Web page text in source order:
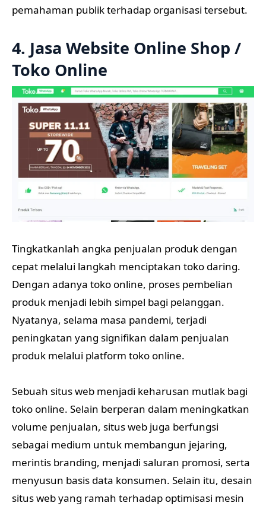
pemahaman publik terhadap organisasi tersebut.
4. Jasa Website Online Shop /
Toko Online
Tingkatkanlah angka penjualan produk dengan
cepat melalui langkah menciptakan toko daring.
Dengan adanya toko online, proses pembelian
produk menjadi lebih simpel bagi pelanggan.
Nyatanya, selama masa pandemi, terjadi
peningkatan yang signifikan dalam penjualan
produk melalui platform toko online.
Sebuah situs web menjadi keharusan mutlak bagi
toko online. Selain berperan dalam meningkatkan
volume penjualan, situs web juga berfungsi
sebagai medium untuk membangun jejaring,
merintis branding, menjadi saluran promosi, serta
menyusun basis data konsumen. Selain itu, desain
situs web yang ramah terhadap optimisasi mesin